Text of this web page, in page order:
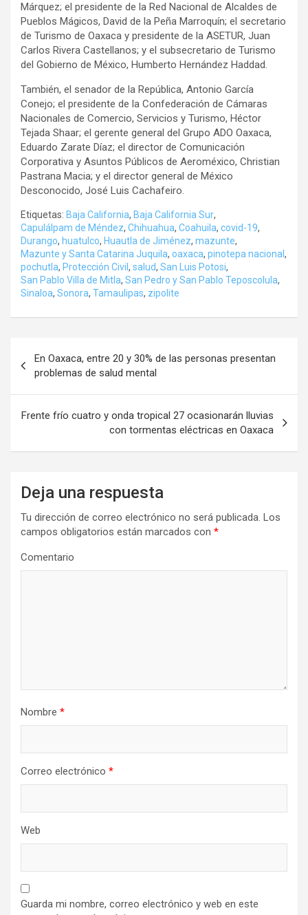
Márquez; el presidente de la Red Nacional de Alcaldes de
Pueblos Mágicos, David de la Peña Marroquín; el secretario
de Turismo de Oaxaca y presidente de la ASETUR, Juan
Carlos Rivera Castellanos; y el subsecretario de Turismo
del Gobierno de México, Humberto Hernández Haddad.
También, el senador de la República, Antonio García
Conejo; el presidente de la Confederación de Cámaras
Nacionales de Comercio, Servicios y Turismo, Héctor
Tejada Shaar; el gerente general del Grupo ADO Oaxaca,
Eduardo Zarate Díaz; el director de Comunicación
Corporativa y Asuntos Públicos de Aeroméxico, Christian
Pastrana Macia; y el director general de México
Desconocido, José Luis Cachafeiro.
Etiquetas: Baja California, Baja California Sur,
Capulálpam de Méndez, Chihuahua, Coahuila, covid-19,
Durango, huatulco, Huautla de Jiménez, mazunte,
Mazunte y Santa Catarina Juquila, oaxaca, pinotepa nacional ,
pochutla, Protección Civil , salud, San Luis Potosi,
San Pablo Villa de Mitla, San Pedro y San Pablo Teposcolula,
Sinaloa, Sonora, Tamaulipas, zipolite
de
entradas
En Oaxaca, entre 20 y 30% de las personas presentan
problemas de salud mental
Frente frío cuatro y onda tropical 27 ocasionarán lluvias
con tormentas eléctricas en Oaxaca
Deja una respuesta
Tu dirección de correo electrónico no será publicada. Los
campos obligatorios están marcados con *
Comentario
Nombre *
Correo electrónico *
Web
Guarda mi nombre, correo electrónico y web en este